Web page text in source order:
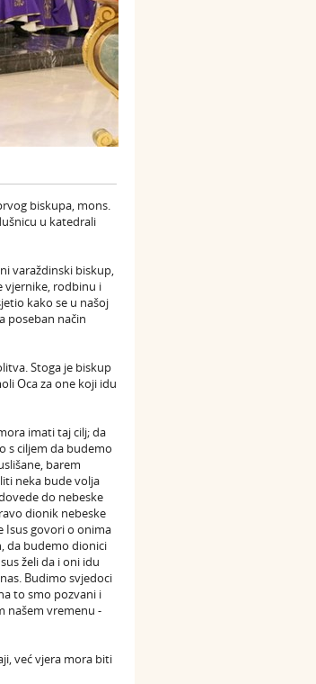
biskupa, mons.
u katedrali
varaždinski biskup,
vjernike, rodbinu i
kako se u našoj
poseban način
Stoga je biskup
Oca za one koji idu
imati taj cilj; da
s ciljem da budemo
barem
neka bude volja
do nebeske
dionik nebeske
Isus govori o onima
da budemo dionici
želi da i oni idu
Budimo svjedoci
to smo pozvani i
našem vremenu -
već vjera mora biti